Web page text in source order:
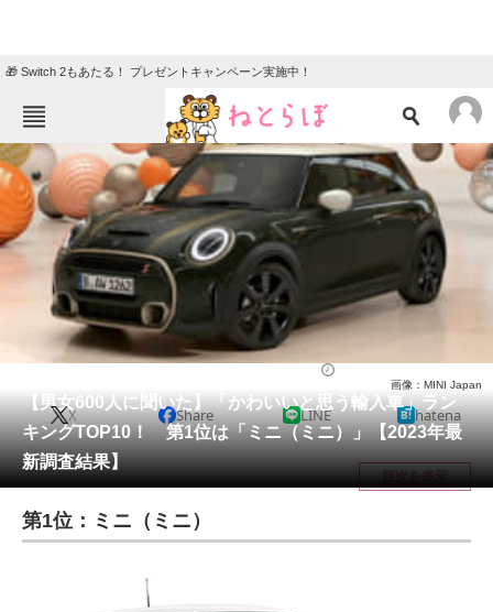
🎁 Switch 2もあたる！ プレゼントキャンペーン実施中！
ねとらぼメニュー
TOP ニュース
エンタメ クイズ
地域
住まい 教育・育児
リサーチ
会員記事
メディア
注目記事を集めた総合ページ
ITの今と未来を見通す
【男女600人に聞いた】「かわいいと思う輸入車」ラン
キングTOP10！ 第1位は「ミニ（ミニ）」【2023年最
新調査結果】
画像：MINI Japan
X Share LINE hatena
目次を表示
第1位：ミニ（ミニ）